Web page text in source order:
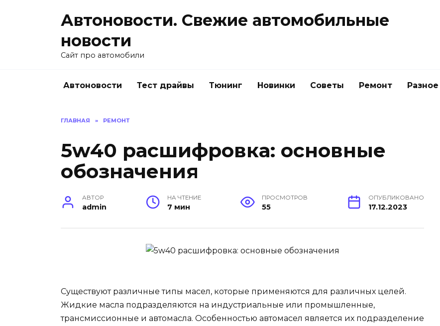
Автоновости. Свежие автомобильные
новости
Сайт про автомобили
Автоновости Тест драйвы Тюнинг Новинки Советы Ремонт Разное
ГЛАВНАЯ » РЕМОНТ
5w40 расшифровка: основные
обозначения
АВТОР
admin
НА ЧТЕНИЕ
7 мин
ПРОСМОТРОВ
55
ОПУБЛИКОВАНО
17.12.2023
Существуют различные типы масел, которые применяются для различных целей.
Жидкие масла подразделяются на индустриальные или промышленные,
трансмиссионные и автомасла. Особенностью автомасел является их подразделение